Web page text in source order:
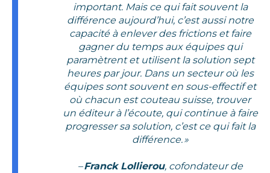
important. Mais ce qui fait souvent la
différence aujourd’hui, c’est aussi notre
capacité à enlever des frictions et faire
gagner du temps aux équipes qui
paramètrent et utilisent la solution sept
heures par jour. Dans un secteur où les
équipes sont souvent en sous-effectif et
où chacun est couteau suisse, trouver
un éditeur à l’écoute, qui continue à faire
progresser sa solution, c’est ce qui fait la
différence. »
–Franck Lollierou, cofondateur de